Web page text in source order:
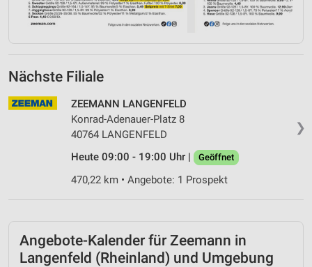
Nächste Filiale
❯
ZEEMANN LANGENFELD
Konrad-Adenauer-Platz 8
40764 LANGENFELD
Heute 09:00 - 19:00 Uhr |
Geöffnet
470,22 km • Angebote: 1 Prospekt
Angebote-Kalender für Zeemann in
Langenfeld (Rheinland) und Umgebung